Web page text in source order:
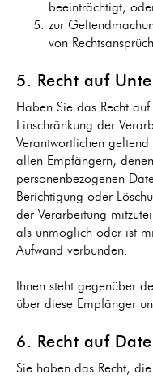
beeinträchtigt,
zur
von
5. Recht auf
Haben Sie das Recht
Einschränkung der
Verantwortlichen
allen Empfängern,
personenbezogenen
Berichtigung oder
der Verarbeitung
als unmöglich oder ist
Aufwand verbunden.
Ihnen steht gegenüber
über diese Empfänger
6. Recht auf
Sie haben das Recht,